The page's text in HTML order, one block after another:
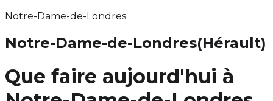
Notre-Dame-de-Londres
Notre-Dame-de-Londres(Hérault)
Que faire aujourd'hui à